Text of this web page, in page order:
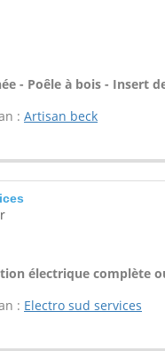
- Poêle à bois - Insert
: Artisan beck
électrique complète
: Electro sud services